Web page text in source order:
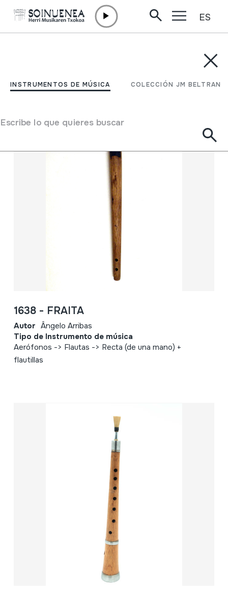
INSTRUMENTOS DE MÚSICA COLECCIÓN JM BELTRAN
Escribe lo que quieres buscar
ES
COLECCIÓN JM BELTRAN
Filtrar
1638 - FRAITA
Autor Ângelo Arribas
Tipo de Instrumento de música
Aerófonos -> Flautas -> Recta (de una mano) +
flautillas